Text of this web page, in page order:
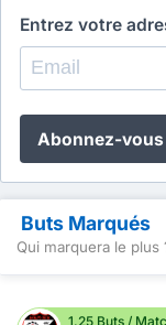
Entrez votre
Abonnez-vous
Buts Marqués
Qui marquera le plus
1.25 Buts /